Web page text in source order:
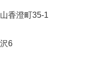
香澄町35-1
6